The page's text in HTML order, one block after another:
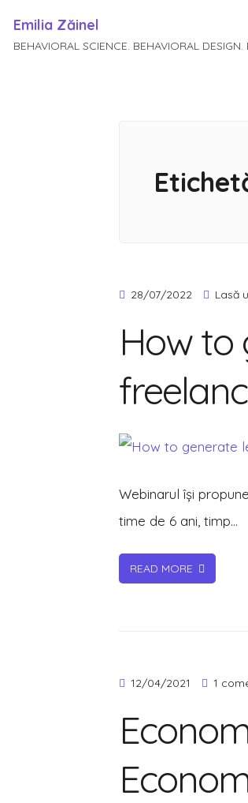
Emilia Zăinel
BEHAVIORAL SCIENCE. BEHAVIORAL
28/07/2022 Lasă
How to
Webinarul își
time de 6 ani, timp…
READ MORE
12/04/2021 1